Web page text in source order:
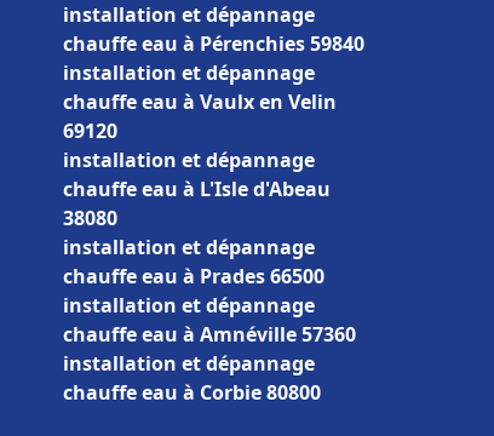
installation et dépannage
chauffe eau à Pérenchies 59840
installation et dépannage
chauffe eau à Vaulx en Velin
69120
installation et dépannage
chauffe eau à L'Isle d'Abeau
38080
installation et dépannage
chauffe eau à Prades 66500
installation et dépannage
chauffe eau à Amnéville 57360
installation et dépannage
chauffe eau à Corbie 80800